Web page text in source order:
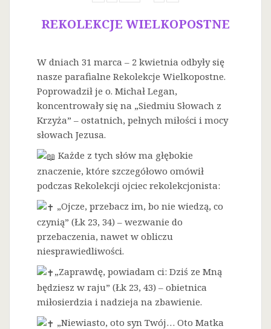
REKOLEKCJE WIELKOPOSTNE
W dniach 31 marca – 2 kwietnia odbyły się
nasze parafialne Rekolekcje Wielkopostne.
Poprowadził je o. Michał Legan,
koncentrowały się na „Siedmiu Słowach z
Krzyża” – ostatnich, pełnych miłości i mocy
słowach Jezusa.
Każde z tych słów ma głębokie
znaczenie, które szczegółowo omówił
podczas Rekolekcji ojciec rekolekcjonista:
„Ojcze, przebacz im, bo nie wiedzą, co
czynią” (Łk 23, 34) – wezwanie do
przebaczenia, nawet w obliczu
niesprawiedliwości.
„Zaprawdę, powiadam ci: Dziś ze Mną
będziesz w raju” (Łk 23, 43) – obietnica
miłosierdzia i nadzieja na zbawienie.
„Niewiasto, oto syn Twój… Oto Matka